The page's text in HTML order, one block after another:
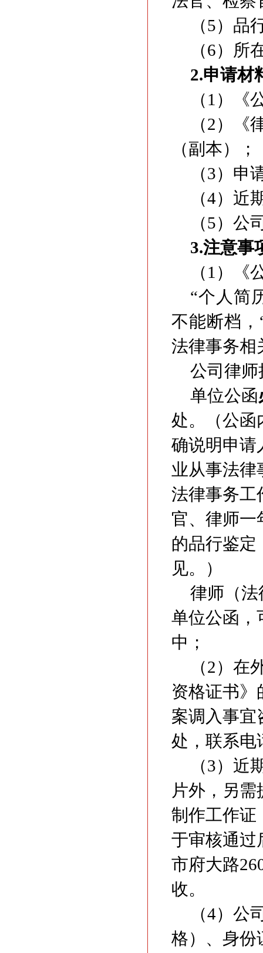
（5）品
（6）所
2.申请材
（1）《
（2）
（副本）；
（3）申
（4）近
（5）公
3.注意事
（1）《
“个人简
不能断档
法律事务相
公司律
单位公函
处。（公函
确说明申请
业从事法律
法律事务工
官、律师一
的品行鉴定
见。）
律师（
单位公函，
中；
（2）
资格证书》
案调入事宜
处，联系电
（3）
片外，另
制作工作证
于审核通过
市府大路
收。
（4）
格）、身份